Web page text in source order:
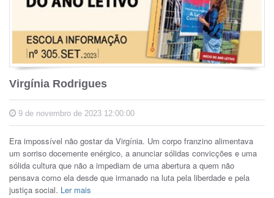
Virgínia Rodrigues
9 de novembro de 2023 12:00:00
Era impossível não gostar da Virgínia. Um corpo franzino alimentava
um sorriso docemente enérgico, a anunciar sólidas convicções e uma
sólida cultura que não a impediam de uma abertura a quem não
pensava como ela desde que irmanado na luta pela liberdade e pela
justiça social. Ler mais